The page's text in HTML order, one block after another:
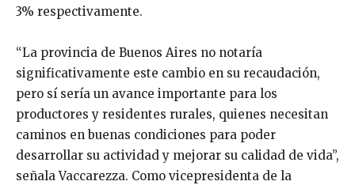
3% respectivamente.
“La provincia de Buenos Aires no notaría
significativamente este cambio en su recaudación,
pero sí sería un avance importante para los
productores y residentes rurales, quienes necesitan
caminos en buenas condiciones para poder
desarrollar su actividad y mejorar su calidad de vida”,
señala Vaccarezza. Como vicepresidenta de la